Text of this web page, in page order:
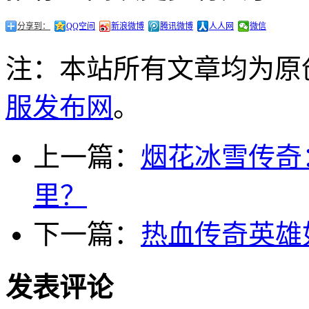
分享到： QQ空间 新浪微博 腾讯微博 人人网 微信
注：本站所有文章均为
服发布网。
上一篇： 烟花冰雪传
里？
下一篇： 热血传奇英
发表评论